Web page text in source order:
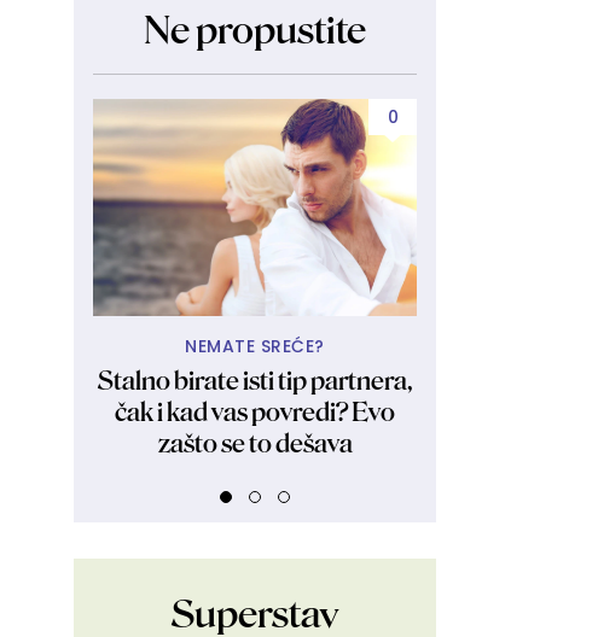
Ne propustite
0
NEMATE SREĆE?
Stalno birate isti tip partnera,
čak i kad vas povredi? Evo
zašto se to dešava
Superstav